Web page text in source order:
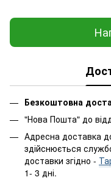
Безкоштовна
"Нова Пошта" до
Адресна доставка
здійснюється
доставки згідно -
1- 3 дні.